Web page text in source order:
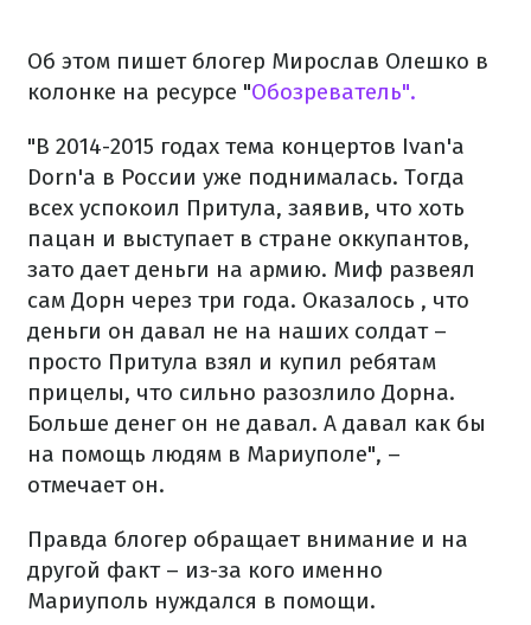
Об этом пишет блогер Мирослав Олешко в
колонке на ресурсе "Обозреватель".
"В 2014-2015 годах тема концертов Ivan'a
Dorn'a в России уже поднималась. Тогда
всех успокоил Притула, заявив, что хоть
пацан и выступает в стране оккупантов,
зато дает деньги на армию. Миф развеял
сам Дорн через три года. Оказалось , что
деньги он давал не на наших солдат –
просто Притула взял и купил ребятам
прицелы, что сильно разозлило Дорна.
Больше денег он не давал. А давал как бы
на помощь людям в Мариуполе", –
отмечает он.
Правда блогер обращает внимание и на
другой факт – из-за кого именно
Мариуполь нуждался в помощи.